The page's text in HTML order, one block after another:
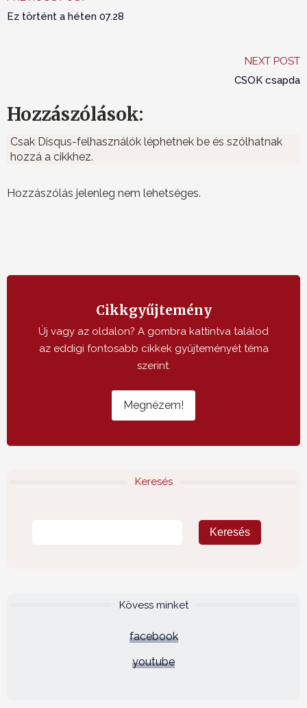
Ez történt a héten 07.28
NEXT POST
CSOK csapda
Hozzászólások:
Csak Disqus-felhasználók léphetnek be és szólhatnak
hozzá a cikkhez.
Hozzászólás jelenleg nem lehetséges.
Cikkgyűjtemény
Új vagy az oldalon? A gombra kattintva találod
az eddigi fontosabb cikkek gyűjteményét téma
szerint.
Megnézem!
Keresés
Kövess minket
facebook
youtube